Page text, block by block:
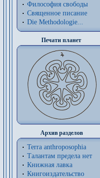
Философия cвободы
Священное писание
Die Methodologie...
Печати планет
Архив разделов
Terra anthroposophia
Талантам предела нет
Книжная лавка
Книгоиздательство